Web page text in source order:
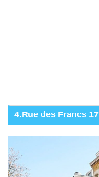
4.Rue des Francs 17